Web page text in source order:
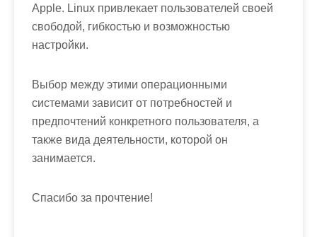
Apple. Linux привлекает пользователей своей
свободой, гибкостью и возможностью
настройки.
Выбор между этими операционными
системами зависит от потребностей и
предпочтений конкретного пользователя, а
также вида деятельности, которой он
занимается.
Спасибо за прочтение!